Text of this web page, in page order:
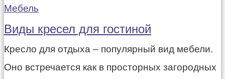
Мебель
Виды кресел для гостиной
Кресло для отдыха – популярный вид мебели.
Оно встречается как в просторных загородных